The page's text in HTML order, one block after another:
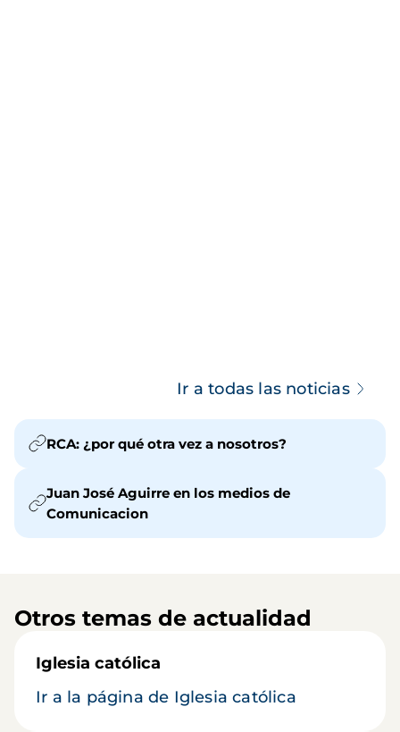
Ir a todas las noticias
RCA: ¿por qué otra vez a nosotros?
Juan José Aguirre en los medios de
Comunicacion
Otros temas de actualidad
Iglesia católica
Ir a la página de Iglesia católica